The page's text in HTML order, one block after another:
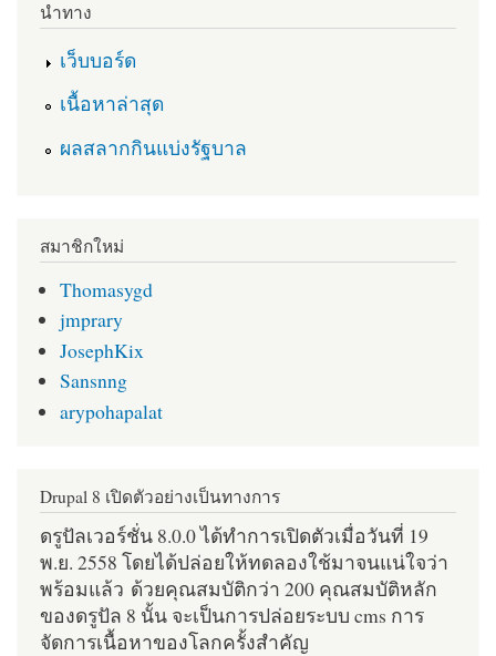
นำทาง
เว็บบอร์ด
เนื้อหาล่าสุด
ผลสลากกินแบ่งรัฐบาล
สมาชิกใหม่
Thomasygd
jmprary
JosephKix
Sansnng
arypohapalat
Drupal 8 เปิดตัวอย่างเป็นทางการ
ดรูปัลเวอร์ชั่น 8.0.0 ได้ทำการเปิดตัวเมื่อวันที่ 19
พ.ย. 2558 โดยได้ปล่อยให้ทดลองใช้มาจนแน่ใจว่า
พร้อมแล้ว ด้วยคุณสมบัติกว่า 200 คุณสมบัติหลัก
ของดรูปัล 8 นั้น จะเป็นการปล่อยระบบ cms การ
จัดการเนื้อหาของโลกครั้งสำคัญ